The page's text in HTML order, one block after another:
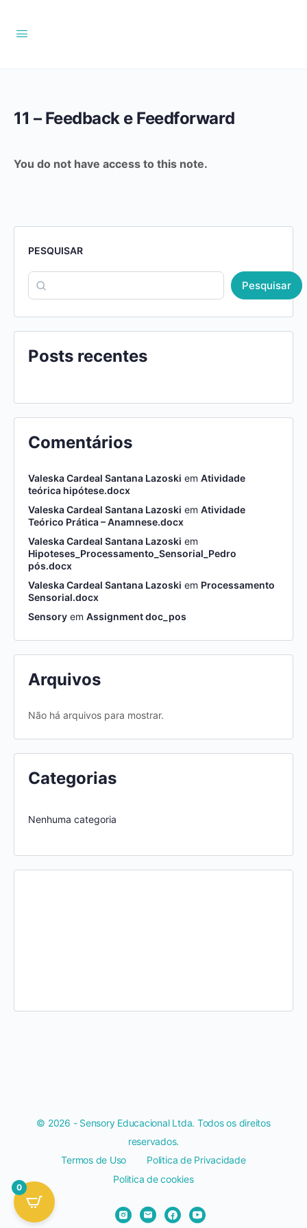
11 – Feedback e Feedforward
You do not have access to this note.
PESQUISAR
Pesquisar
Posts recentes
Comentários
Valeska Cardeal Santana Lazoski em Atividade
teórica hipótese.docx
Valeska Cardeal Santana Lazoski em Atividade
Teórico Prática – Anamnese.docx
Valeska Cardeal Santana Lazoski em
Hipoteses_Processamento_Sensorial_Pedro
pós.docx
Valeska Cardeal Santana Lazoski em Processamento
Sensorial.docx
Sensory em Assignment doc_pos
Arquivos
Não há arquivos para mostrar.
Categorias
Nenhuma categoria
© 2026 - Sensory Educacional Ltda. Todos os direitos
reservados.
Termos de Uso
Politica de Privacidade
Politica de cookies
0